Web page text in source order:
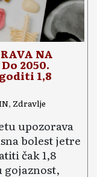
NA
2050.
1,8
, Zdravlje
upozorava
bolest jetre
čak 1,8